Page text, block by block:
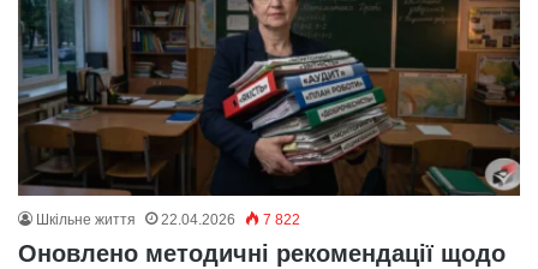
Шкільне життя 22.04.2026 7 822
Оновлено методичні рекомендації щодо